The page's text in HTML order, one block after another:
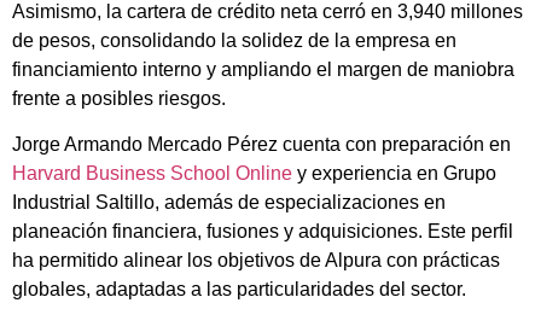
Asimismo, la cartera de crédito neta cerró en 3,940 millones
de pesos, consolidando la solidez de la empresa en
financiamiento interno y ampliando el margen de maniobra
frente a posibles riesgos.
Jorge Armando Mercado Pérez cuenta con preparación en
Harvard Business School Online y experiencia en Grupo
Industrial Saltillo, además de especializaciones en
planeación financiera, fusiones y adquisiciones. Este perfil
ha permitido alinear los objetivos de Alpura con prácticas
globales, adaptadas a las particularidades del sector.